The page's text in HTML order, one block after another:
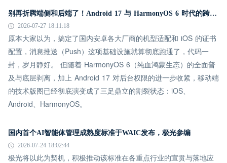
别再折腾端侧和后端了！Android 17 与 HarmonyOS 6 时代的跨平台推送指南
2026-07-27 18:11:18
原本大家以为，搞定了国内安卓各大厂商的机型适配和 iOS 的证书
配置，消息推送（Push）这项基础设施就算彻底跑通了，代码一
封，岁月静好。 但随着 HarmonyOS 6（纯血鸿蒙生态）的全面普
及与底层剥离，加上 Android 17 对后台权限的进一步收紧，移动端
的技术版图已经彻底演变成了三足鼎立的割裂状态：iOS、
Android、HarmonyOS。
国内首个AI智能体管理成熟度标准于WAIC发布，极光参编
2026-07-24 18:02:44
极光将以此为契机，积极推动该标准在各重点行业的宣贯与落地应